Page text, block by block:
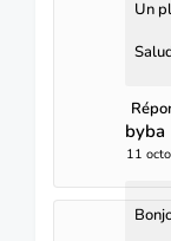
Un
byba
11